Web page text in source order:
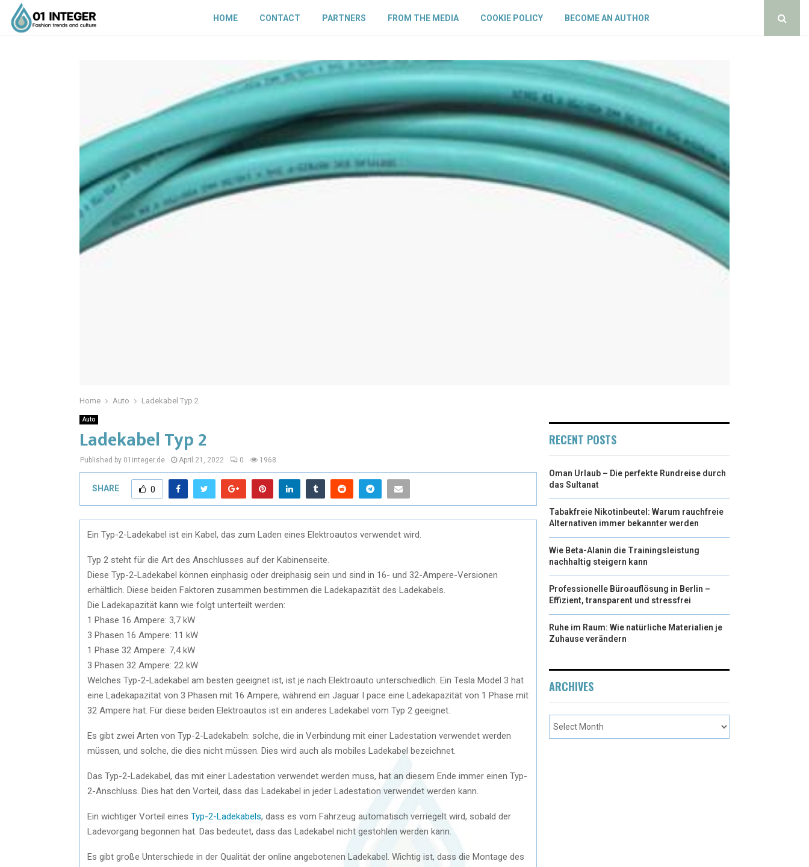
HOME CONTACT PARTNERS FROM THE MEDIA COOKIE POLICY BECOME AN AUTHOR
Home Auto Ladekabel Typ 2
Auto
Ladekabel Typ 2
Published by 01integer.de April 21, 2022 0 1968
SHARE 0
Ein Typ-2-Ladekabel ist ein Kabel, das zum Laden eines Elektroautos verwendet wird.
Typ 2 steht für die Art des Anschlusses auf der Kabinenseite.
Diese Typ-2-Ladekabel können einphasig oder dreiphasig sein und sind in 16- und 32-Ampere-Versionen
erhältlich. Diese beiden Faktoren zusammen bestimmen die Ladekapazität des Ladekabels.
Die Ladekapazität kann wie folgt unterteilt werden:
1 Phase 16 Ampere: 3,7 kW
3 Phasen 16 Ampere: 11 kW
1 Phase 32 Ampere: 7,4 kW
3 Phasen 32 Ampere: 22 kW
Welches Typ-2-Ladekabel am besten geeignet ist, ist je nach Elektroauto unterschiedlich. Ein Tesla Model 3 hat
eine Ladekapazität von 3 Phasen mit 16 Ampere, während ein Jaguar I pace eine Ladekapazität von 1 Phase mit
32 Ampere hat. Für diese beiden Elektroautos ist ein anderes Ladekabel vom Typ 2 geeignet.
Es gibt zwei Arten von Typ-2-Ladekabeln: solche, die in Verbindung mit einer Ladestation verwendet werden
müssen, und solche, die dies nicht müssen. Dies wird auch als mobiles Ladekabel bezeichnet.
Das Typ-2-Ladekabel, das mit einer Ladestation verwendet werden muss, hat an diesem Ende immer einen Typ-
2-Anschluss. Dies hat den Vorteil, dass das Ladekabel in jeder Ladestation verwendet werden kann.
Ein wichtiger Vorteil eines Typ-2-Ladekabels, dass es vom Fahrzeug automatisch verriegelt wird, sobald der
Ladevorgang begonnen hat. Das bedeutet, dass das Ladekabel nicht gestohlen werden kann.
Es gibt große Unterschiede in der Qualität der online angebotenen Ladekabel. Wichtig ist, dass die Montage des
RECENT POSTS
Oman Urlaub – Die perfekte Rundreise durch
das Sultanat
Tabakfreie Nikotinbeutel: Warum rauchfreie
Alternativen immer bekannter werden
Wie Beta-Alanin die Trainingsleistung
nachhaltig steigern kann
Professionelle Büroauflösung in Berlin –
Effizient, transparent und stressfrei
Ruhe im Raum: Wie natürliche Materialien je
Zuhause verändern
ARCHIVES